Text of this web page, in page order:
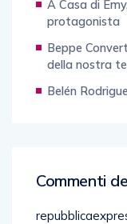
A Casa di
protagonista
Beppe
della nostra
Belén
Commenti